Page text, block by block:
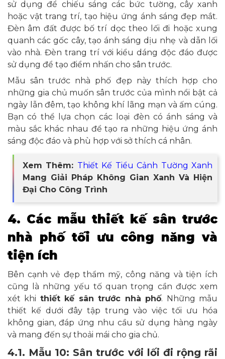
sử dụng để chiếu sáng các bức tường, cây xanh
hoặc vật trang trí, tạo hiệu ứng ánh sáng đẹp mắt.
Đèn âm đất được bố trí dọc theo lối đi hoặc xung
quanh các gốc cây, tạo ánh sáng dịu nhẹ và dẫn lối
vào nhà. Đèn trang trí với kiểu dáng độc đáo được
sử dụng để tạo điểm nhấn cho sân trước.
Mẫu sân trước nhà phố đẹp này thích hợp cho
những gia chủ muốn sân trước của mình nổi bật cả
ngày lẫn đêm, tạo không khí lãng mạn và ấm cúng.
Bạn có thể lựa chọn các loại đèn có ánh sáng và
màu sắc khác nhau để tạo ra những hiệu ứng ánh
sáng độc đáo và phù hợp với sở thích cá nhân.
Xem Thêm: Thiết Kế Tiểu Cảnh Tường Xanh
Mang Giải Pháp Không Gian Xanh Và Hiện
Đại Cho Công Trình
4. Các mẫu thiết kế sân trước
nhà phố tối ưu công năng và
tiện ích
Bên cạnh vẻ đẹp thẩm mỹ, công năng và tiện ích
cũng là những yếu tố quan trọng cần được xem
xét khi thiết kế sân trước nhà phố. Những mẫu
thiết kế dưới đây tập trung vào việc tối ưu hóa
không gian, đáp ứng nhu cầu sử dụng hàng ngày
và mang đến sự thoải mái cho gia chủ.
4.1. Mẫu 10: Sân trước với lối đi rộng rãi